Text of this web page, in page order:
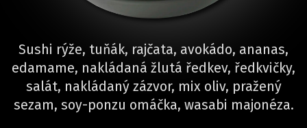
Sushi rýže, tuňák, rajčata, avokádo, ananas,
edamame, nakládaná žlutá ředkev, ředkvičky,
salát, nakládaný zázvor, mix oliv, pražený
sezam, soy-ponzu omáčka, wasabi majonéza.